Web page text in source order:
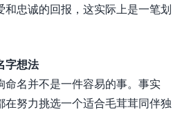
和忠诚的回报，这实际上是一笔划
字想法
命名并不是一件容易的事。事实
在努力挑选一个适合毛茸茸同伴独